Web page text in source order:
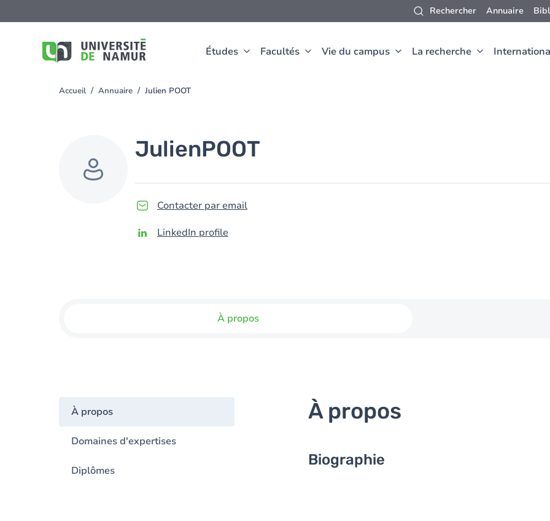
Rechercher Annuaire
Études Facultés Vie du campus La recherche
au
You
Accueil Annuaire Julien POOT
JulienPOOT
Contacter par email
LinkedIn profile
À propos
À propos
Domaines d'expertises
Diplômes
À propos
Biographie